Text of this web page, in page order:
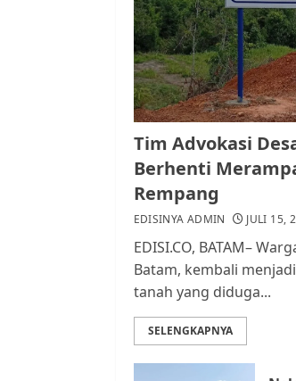
1
2
3
Tim Advokasi
Berhenti
Rempang
EDISINYA ADMIN JULI 15,
EDISI.CO, BATAM–
Batam, kembali
tanah yang diduga...
SELENGKAPNYA